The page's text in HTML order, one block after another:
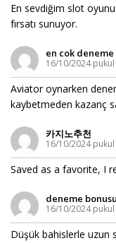
En sevdiğim slot
fırsatı sunuyor.
en cok
16/10/2024
Aviator oynarken
kaybetmeden kazanç
카지노추천
16/10/2024
Saved as a favorite, I
deneme
16/10/2024
Düşük bahislerle uzun